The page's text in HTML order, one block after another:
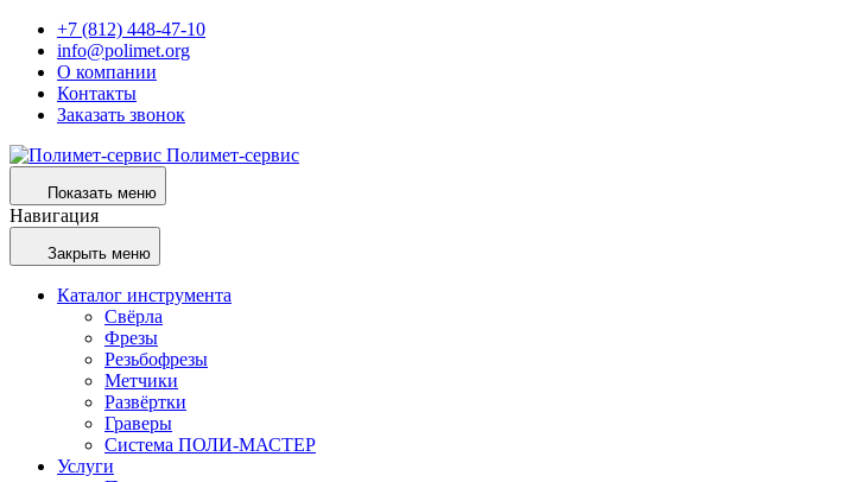
+7 (812) 448-47-10
info@polimet.org
О компании
Контакты
Заказать звонок
Полимет-сервис
Показать меню
Навигация
Закрыть меню
Каталог инструмента
Свёрла
Фрезы
Резьбофрезы
Метчики
Развёртки
Граверы
Система ПОЛИ-МАСТЕР
Услуги